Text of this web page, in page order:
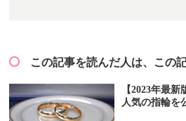
この記事を読んだ人は、この
【2023年最
人気の指輪を